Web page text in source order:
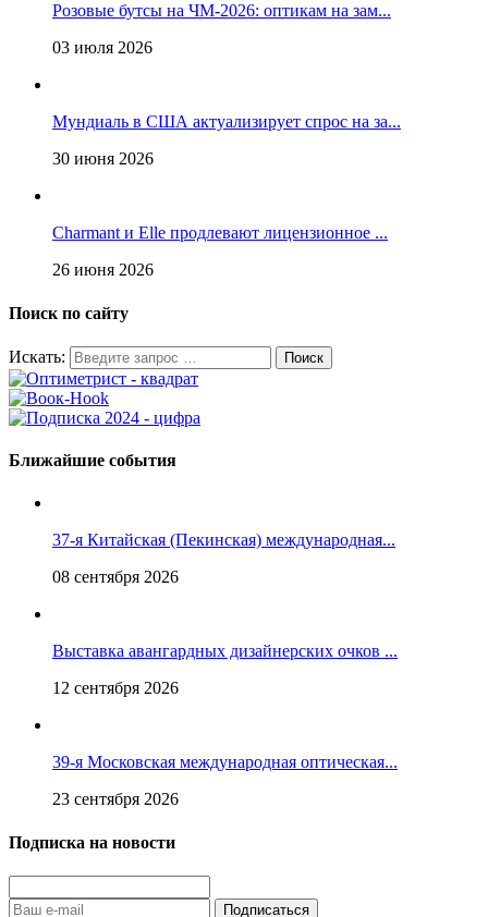
Розовые бутсы на ЧМ-2026: оптикам на зам...
03 июля 2026
Мундиаль в США актуализирует спрос на за...
30 июня 2026
Charmant и Elle продлевают лицензионное ...
26 июня 2026
Поиск по сайту
Искать:
Ближайшие события
37-я Китайская (Пекинская) международная...
08 сентября 2026
Выставка авангардных дизайнерских очков ...
12 сентября 2026
39-я Московская международная оптическая...
23 сентября 2026
Подписка на новости
Подписаться